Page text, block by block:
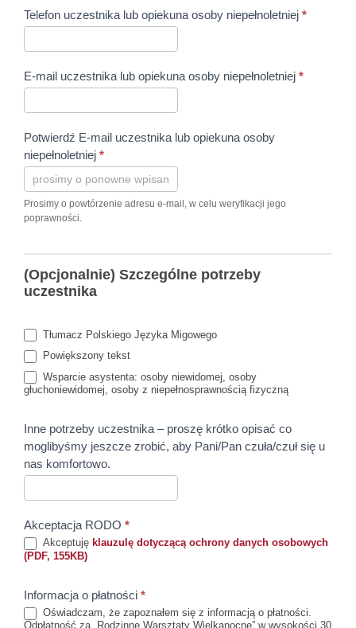
Telefon uczestnika lub opiekuna osoby niepełnoletniej *
E-mail uczestnika lub opiekuna osoby niepełnoletniej *
Potwierdź E-mail uczestnika lub opiekuna osoby
niepełnoletniej *
Prosimy o powtórzenie adresu e-mail, w celu weryfikacji jego
poprawności.
(Opcjonalnie) Szczególne potrzeby
uczestnika
Tłumacz Polskiego Języka Migowego
Powiększony tekst
Wsparcie asystenta: osoby niewidomej, osoby
głuchoniewidomej, osoby z niepełnosprawnością fizyczną
Inne potrzeby uczestnika – proszę krótko opisać co
moglibyśmy jeszcze zrobić, aby Pani/Pan czuła/czuł się u
nas komfortowo.
Akceptacja RODO *
Akceptuję klauzulę dotyczącą ochrony danych osobowych
(PDF, 155KB)
Informacja o płatności *
Oświadczam, że zapoznałem się z informacją o płatności.